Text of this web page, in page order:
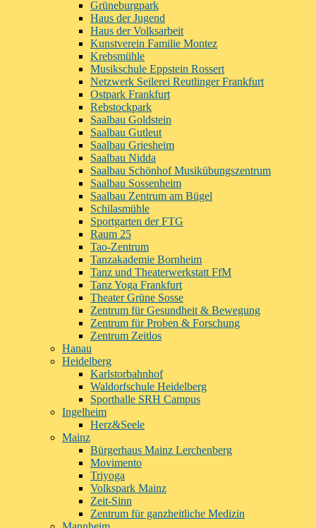
Grüneburgpark
Haus der Jugend
Haus der Volksarbeit
Kunstverein Familie Montez
Krebsmühle
Musikschule Eppstein Rossert
Netzwerk Seilerei Reutlinger Frankfurt
Ostpark Frankfurt
Rebstockpark
Saalbau Goldstein
Saalbau Gutleut
Saalbau Griesheim
Saalbau Nidda
Saalbau Schönhof Musikübungszentrum
Saalbau Sossenheim
Saalbau Zentrum am Bügel
Schilasmühle
Sportgarten der FTG
Raum 25
Tao-Zentrum
Tanzakademie Bornheim
Tanz und Theaterwerkstatt FfM
Tanz Yoga Frankfurt
Theater Grüne Sosse
Zentrum für Gesundheit & Bewegung
Zentrum für Proben & Forschung
Zentrum Zeitlos
Hanau
Heidelberg
Karlstorbahnhof
Waldorfschule Heidelberg
Sporthalle SRH Campus
Ingelheim
Herz&Seele
Mainz
Bürgerhaus Mainz Lerchenberg
Movimento
Triyoga
Volkspark Mainz
Zeit-Sinn
Zentrum für ganzheitliche Medizin